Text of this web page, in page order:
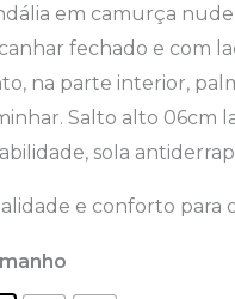
em camurça
fechado e com
na parte interior,
Salto alto 06cm
sola
e conforto para